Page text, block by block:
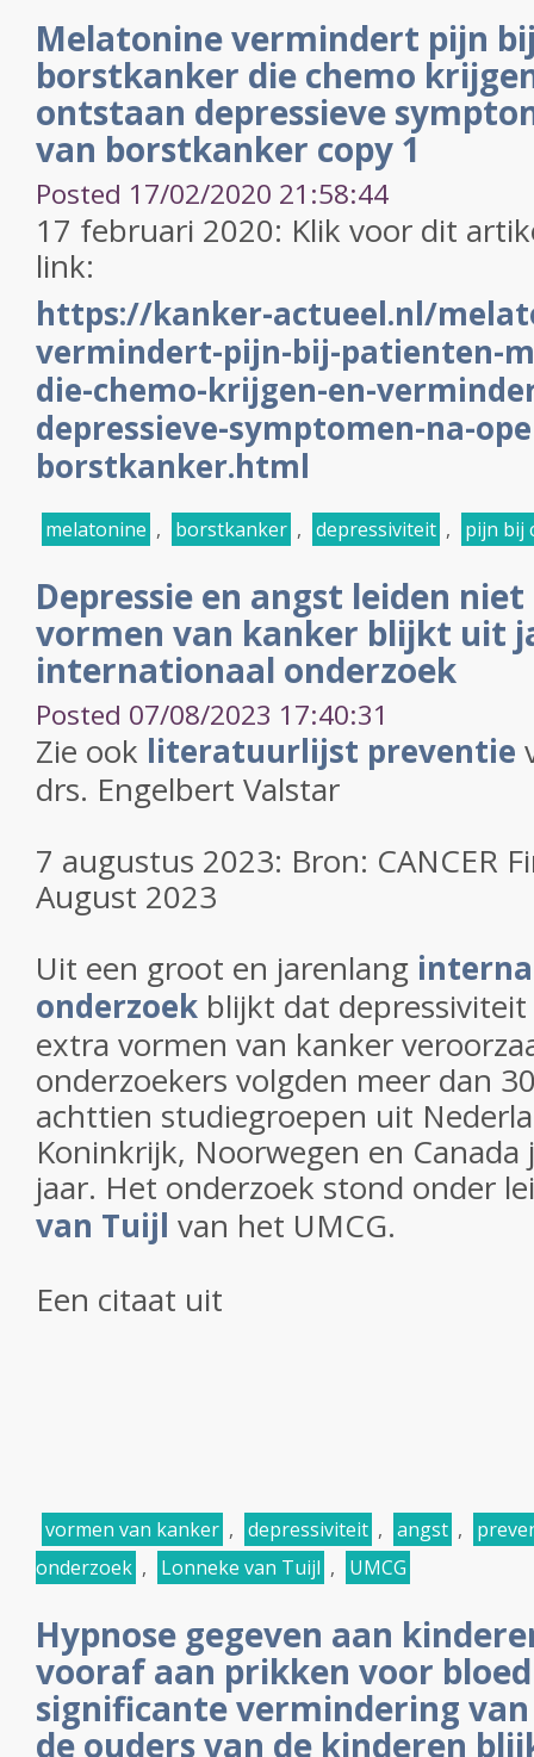
Melatonine vermindert pijn
borstkanker die chemo
ontstaan depressieve
van borstkanker copy 1
Posted 17/02/2020 21:58:44
17 februari 2020: Klik voor dit
link:
https://kanker-actueel.nl/
vermindert-pijn-bij-patienten-
die-chemo-krijgen-en-
depressieve-symptomen-na-
borstkanker.html
melatonine , borstkanker , depressiviteit , pijn bij
Depressie en angst leiden
vormen van kanker blijkt uit
internationaal onderzoek
Posted 07/08/2023 17:40:31
Zie ook literatuurlijst preventie
drs. Engelbert Valstar
7 augustus 2023: Bron: CANCER
August 2023
Uit een groot en jarenlang
onderzoek blijkt dat
extra vormen van kanker
onderzoekers volgden meer dan
achttien studiegroepen uit
Koninkrijk, Noorwegen en Canada
jaar. Het onderzoek stond onder
van Tuijl van het UMCG.
Een citaat uit
vormen van kanker , depressiviteit , angst ,
onderzoek , Lonneke van Tuijl , UMCG
Hypnose gegeven aan
vooraf aan prikken voor
significante vermindering
de ouders van de kinderen